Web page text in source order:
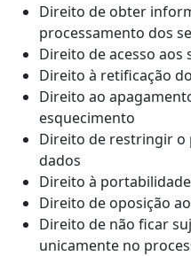
Direito de obter
processamento dos
Direito de acesso aos
Direito à retificação
Direito ao
esquecimento
Direito de restringir o
dados
Direito à
Direito de oposição
Direito de não ficar
unicamente no